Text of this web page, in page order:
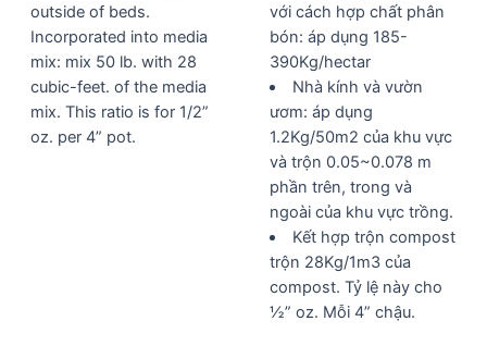
outside of beds.
Incorporated into media
mix: mix 50 lb. with 28
cubic-feet. of the media
mix. This ratio is for 1/2”
oz. per 4” pot.
với cách hợp chất phân
bón: áp dụng 185-
390Kg/hectar
Nhà kính và vườn
ươm: áp dụng
1.2Kg/50m2 của khu vực
và trộn 0.05~0.078 m
phần trên, trong và
ngoài của khu vực trồng.
Kết hợp trộn compost
trộn 28Kg/1m3 của
compost. Tỷ lệ này cho
½” oz. Mỗi 4” chậu.